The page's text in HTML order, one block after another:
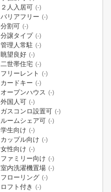
２人入居可 (-)
バリアフリー (-)
分割可 (-)
分譲タイプ (-)
管理人常駐 (-)
眺望良好 (-)
二世帯住宅 (-)
フリーレント (-)
カードキー (-)
オープンハウス (-)
外国人可 (-)
ガスコンロ設置可 (-)
ルームシェア可 (-)
学生向け (-)
カップル向け (-)
女性向け (-)
ファミリー向け (-)
室内洗濯機置場 (-)
フローリング (-)
ロフト付き (-)